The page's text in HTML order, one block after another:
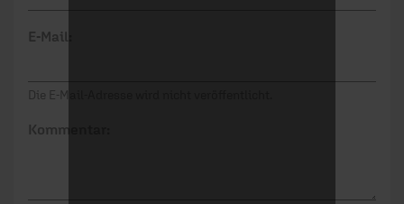
E-Mail:
Die E-Mail-Adresse wird nicht veröffentlicht.
Kommentar: